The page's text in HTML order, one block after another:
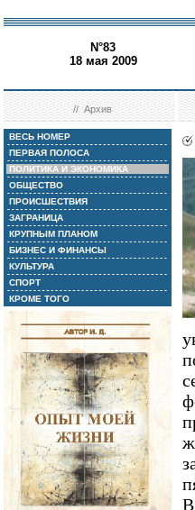
N°83
18 мая 2009
//Архив
ВЕСЬ НОМЕР
ПЕРВАЯ ПОЛОСА
ПОЛИТИКА И ЭКОНОМИКА
ОБЩЕСТВО
ПРОИСШЕСТВИЯ
ЗАГРАНИЦА
КРУПНЫМ ПЛАНОМ
БИЗНЕС И ФИНАНСЫ
КУЛЬТУРА
СПОРТ
КРОМЕ ТОГО
В